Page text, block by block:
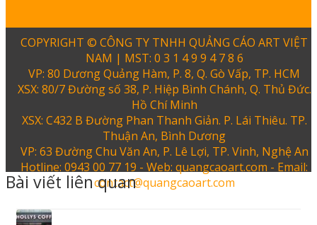
COPYRIGHT © CÔNG TY TNHH QUẢNG CÁO ART VIỆT
NAM | MST: 0 3 1 4 9 9 4 7 8 6
VP: 80 Dương Quảng Hàm, P. 8, Q. Gò Vấp, TP. HCM
XSX: 80/7 Đường số 38, P. Hiệp Bình Chánh, Q. Thủ Đức.
Hồ Chí Minh
XSX: C432 B Đường Phan Thanh Giản. P. Lái Thiêu. TP.
Thuận An, Bình Dương
VP: 63 Đường Chu Văn An, P. Lê Lợi, TP. Vinh, Nghệ An
Hotline: 0943 00 77 19 - Web: quangcaoart.com - Email:
contact@quangcaoart.com
Bài viết liên quan